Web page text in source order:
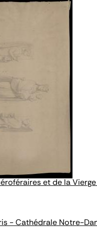
et de la
- Cathédrale Notre-